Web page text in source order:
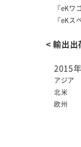
『eKワ
『eKス
< 輸出出
2015
アジア
北米
欧州